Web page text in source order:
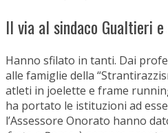
Il via al sindaco Gualtieri e
Hanno sfilato in tanti. Dai
alle famiglie della
atleti in joelette e frame
ha portato le istituzioni ad
l’Assessore Onorato hanno